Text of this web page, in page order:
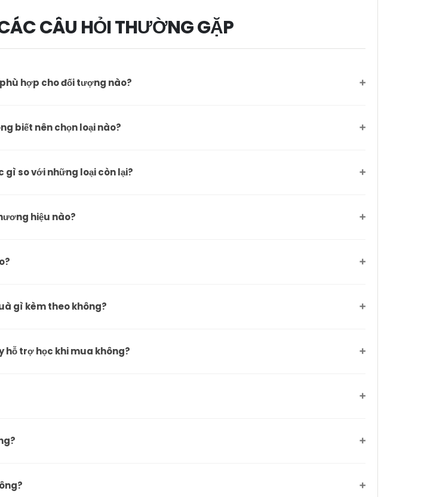
CÂU HỎI THƯỜNG GẶP
hợp cho đối tượng nào?
biết nên chọn loại nào?
so với những loại còn lại?
hiệu nào?
gì kèm theo không?
hỗ trợ học khi mua không?